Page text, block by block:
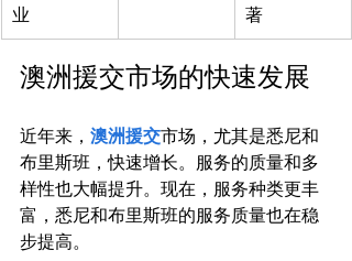
业
著
澳洲援交市场的快速发展
近年来， 澳洲援交市场，尤其是悉尼和
布里斯班，快速增长。服务的质量和多
样性也大幅提升。现在，服务种类更丰
富，悉尼和布里斯班的服务质量也在稳
步提高。